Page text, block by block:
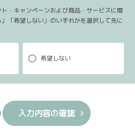
ト環境にてお申込みをお願いします。推奨
ては責任を負いかねますので、あらかじ
ついてはお客様にお断り無く削除させて
・キャンペーンおよび商品・サービスに関
「希望しない」のいずれかを選択して先に
希望しない
入力内容の確認